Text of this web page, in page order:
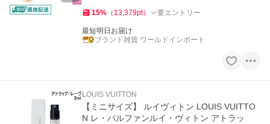
15% （ 13,379pt） 要エントリー
最短明日お届け
ブランド雑貨 ワールドインポート
LOUIS VUITTON
【ミニサイズ】 ルイヴィトン LOUIS VUITTO
N レ・パルファンルイ・ヴィトン アトラッ